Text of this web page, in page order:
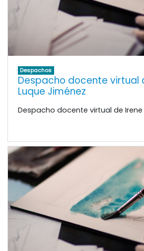
Despachos
Despacho docente virtual
Luque Jiménez
Despacho docente virtual de Irene